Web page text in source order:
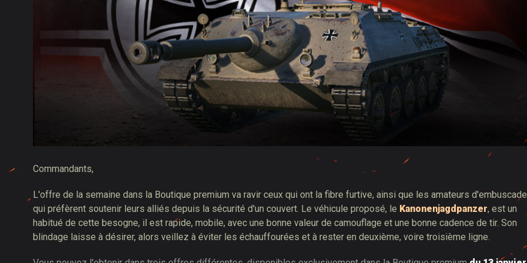
Guide des Butins Twitch
Commandants,
L'offre de la semaine dans la Boutique premium va ravir ceux qui ont la fibre furtive, ainsi que les amateurs
qui préfèrent soutenir leurs alliés depuis la sécurité d'un couvert. Le véhicule proposé, le Kanonenjagdpanzer, est un
habitué de cette besogne, il est rapide, mobile, avec une bonne valeur de camouflage et une bonne cadence de tir. Son
blindage laisse à désirer, alors veillez à éviter les échauffourées et à rester en deuxième, voire troisième ligne.